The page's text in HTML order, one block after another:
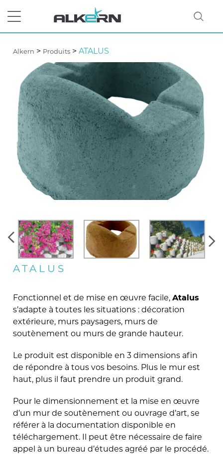
RECHERCHER
Alkern > Produits >ATALUS
ATALUS
Fonctionnel et de mise en œuvre facile,Atalus
s’adapte à toutes les situations : décoration
extérieure, murs paysagers, murs de
soutènement ou murs de grande hauteur.
Le produit est disponible en 3 dimensions afin
de répondre à tous vos besoins. Plus le mur est
haut, plus il faut prendre un produit grand.
Pour le dimensionnement et la mise en œuvre
d’un mur de soutènement ou ouvrage d’art, se
référer à la documentation disponible en
téléchargement. Il peut être nécessaire de faire
appel à un bureau d’études agréé par le procédé.